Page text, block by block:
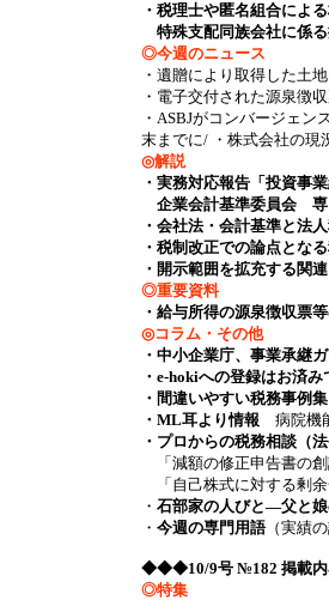
・税理士や匿名組合によ
特殊支配同族会社に係
◎今週のニュース
・遺贈により取得した土
・電子交付された源泉徴
・ASBJがコンバージェ
末までに/ ・株式会社の現
◎解説
・実務対応報告「投資事
企業会計基準委員会
・会社法・会計基準と
・税制改正での論点とな
・開示範囲を拡充する関
◎重要資料
・給与所得の源泉徴収票
◎コラム・その他
・中小企業庁、事業承継
・e-hokiへの登録はお済み
・間違いやすい税務事例集
・ML耳より情報 病院機
・プロからの税務相談（
「減額の修正申告書の創
「自己株式に対する剰余
・ 石部家の人びと―父と
・ 今週の専門用語（実績
◆◆◆10/9号 №182 掲載
◎特集